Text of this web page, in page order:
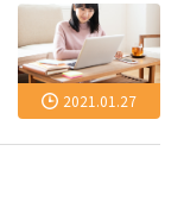
2021.01.27